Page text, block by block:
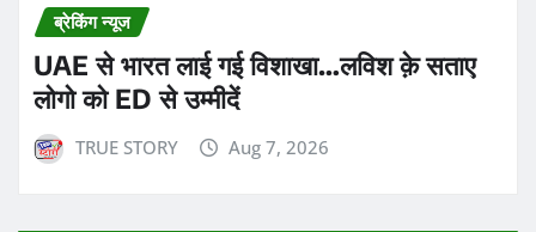
ब्रेकिंग न्यूज
UAE से भारत लाई गई विशाखा…लविश क़े सताए
लोगो को ED से उम्मीदें
TRUE STORY Aug 7, 2026